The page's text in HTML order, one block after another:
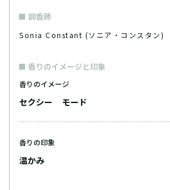
調香師
Sonia Constant (ソニア・コンスタン)
香りのイメージと印象
香りのイメージ
セクシー モード
香りの印象
温かみ